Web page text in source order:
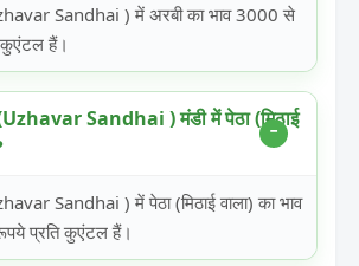
Sandhai ) में अरबी का भाव 3000 से
हैं।
Sandhai ) मंडी में पेठा (मिठाई
Sandhai ) में पेठा (मिठाई वाला) का भाव
प्रति कुएंटल हैं।